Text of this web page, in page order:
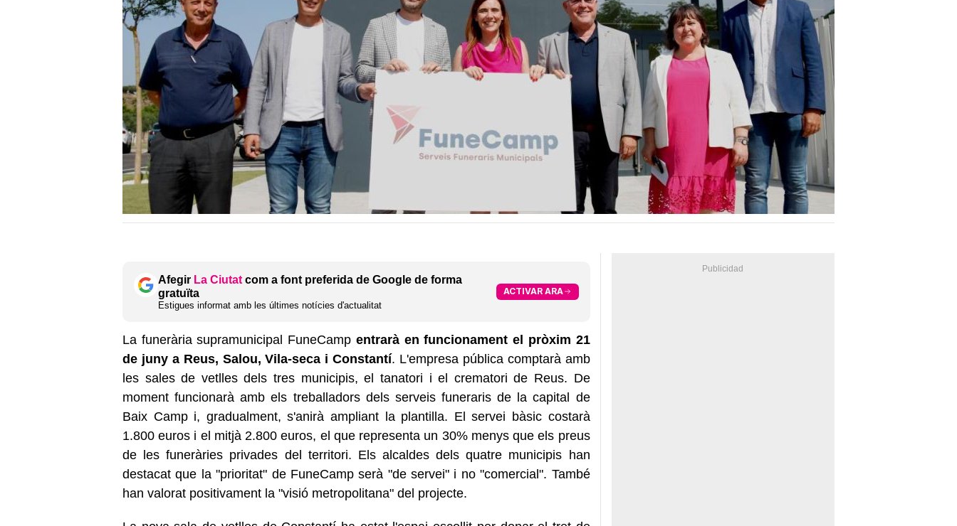
Afegir La Ciutat com a font preferida de Google de forma
gratuïta
Estigues informat amb les últimes notícies d'actualitat
ACTIVAR ARA
La funerària supramunicipal FuneCamp entrarà en funcionament el pròxim 21
de juny a Reus, Salou, Vila-seca i Constantí. L'empresa pública comptarà amb
les sales de vetlles dels tres municipis, el tanatori i el crematori de Reus. De
moment funcionarà amb els treballadors dels serveis funeraris de la capital de
Baix Camp i, gradualment, s'anirà ampliant la plantilla. El servei bàsic costarà
1.800 euros i el mitjà 2.800 euros, el que representa un 30% menys que els preus
de les funeràries privades del territori. Els alcaldes dels quatre municipis han
destacat que la "prioritat" de FuneCamp serà "de servei" i no "comercial". També
han valorat positivament la "visió metropolitana" del projecte.